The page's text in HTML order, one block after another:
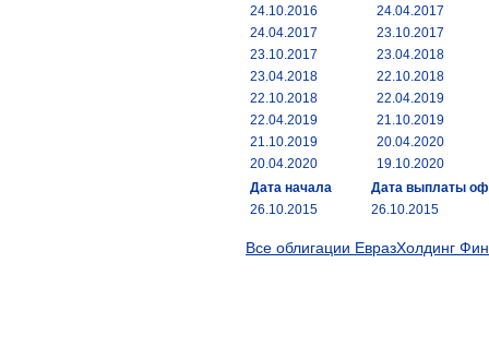
24.10.2016
24.04.2017
24.04.2017
23.10.2017
23.10.2017
23.04.2018
23.04.2018
22.10.2018
22.10.2018
22.04.2019
22.04.2019
21.10.2019
21.10.2019
20.04.2020
20.04.2020
19.10.2020
Дата начала
Дата выплаты
26.10.2015
26.10.2015
Все облигации ЕвразХолдинг